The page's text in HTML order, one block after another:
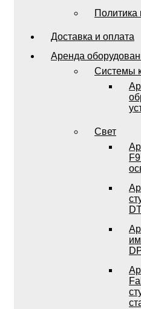
Политика
Доставка и оплата
Аренда
Системы
Свет